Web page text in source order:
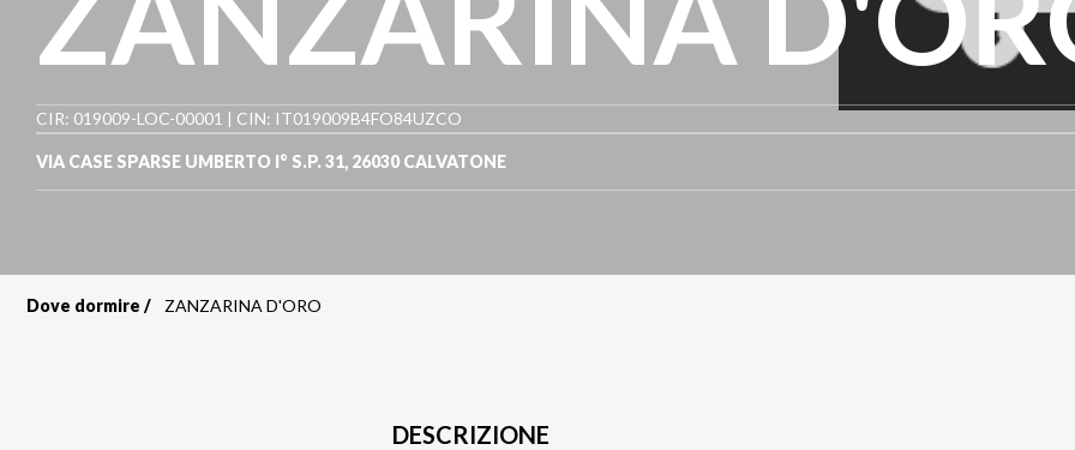
CIR: 019009-LOC-00001 | CIN: IT019009B4FO84UZCO
VIA CASE SPARSE UMBERTO I° S.P. 31, 26030 CALVATONE
Dove dormire ZANZARINA D'ORO
DESCRIZIONE